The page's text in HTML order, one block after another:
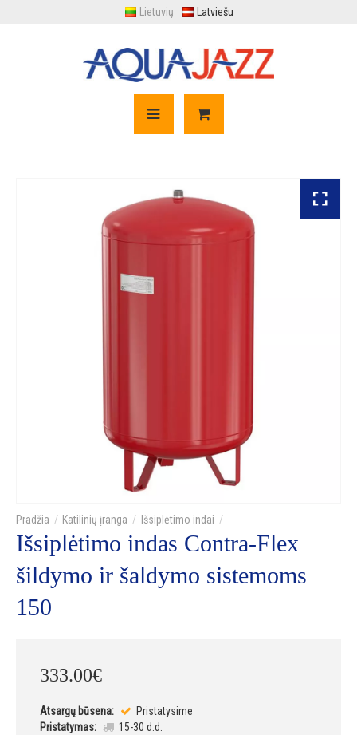
Lietuvių Latviešu
Katilinių įranga Išsiplėtimo indai
Išsiplėtimo indas Contra-Flex
šildymo ir šaldymo sistemoms
150
333.00€
Atsargų būsena:
Pristatysime
Pristatymas:
15-30 d.d.